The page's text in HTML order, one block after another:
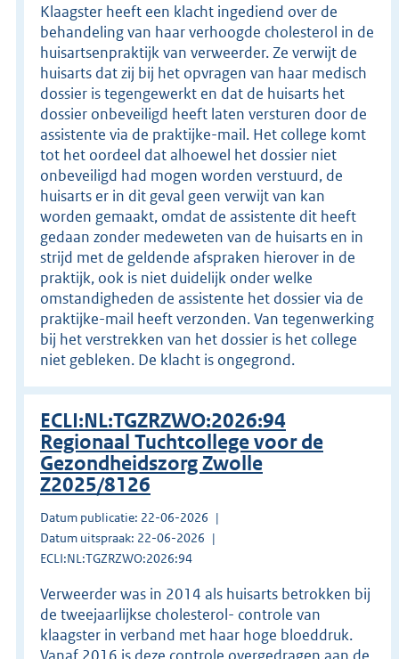
Klaagster heeft een klacht ingediend over de
behandeling van haar verhoogde cholesterol in de
huisartsenpraktijk van verweerder. Ze verwijt de
huisarts dat zij bij het opvragen van haar medisch
dossier is tegengewerkt en dat de huisarts het
dossier onbeveiligd heeft laten versturen door de
assistente via de praktijke-mail. Het college komt
tot het oordeel dat alhoewel het dossier niet
onbeveiligd had mogen worden verstuurd, de
huisarts er in dit geval geen verwijt van kan
worden gemaakt, omdat de assistente dit heeft
gedaan zonder medeweten van de huisarts en in
strijd met de geldende afspraken hierover in de
praktijk, ook is niet duidelijk onder welke
omstandigheden de assistente het dossier via de
praktijke-mail heeft verzonden. Van tegenwerking
bij het verstrekken van het dossier is het college
niet gebleken. De klacht is ongegrond.
ECLI:NL:TGZRZWO:2026:94
Regionaal Tuchtcollege voor de
Gezondheidszorg Zwolle
Z2025/8126
Datum publicatie: 22-06-2026
Datum uitspraak: 22-06-2026
ECLI:NL:TGZRZWO:2026:94
Verweerder was in 2014 als huisarts betrokken bij
de tweejaarlijkse cholesterol- controle van
klaagster in verband met haar hoge bloeddruk.
Vanaf 2016 is deze controle overgedragen aan de